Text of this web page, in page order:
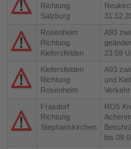
Richtung
Salzburg
Rosenheim
Richtung
Kiefersfelden
A93
23:59
Kiefersfelden
Richtung
Rosenheim
A93
und
Frasdorf
Richtung
Stephanskirchen
RO5
bis